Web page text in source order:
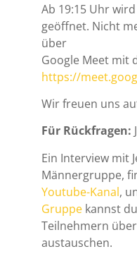
Ab 19:15 Uhr
geöffnet. Nicht
über
Google Meet mit
https://
Wir freuen uns
Für Rückfragen:
Ein Interview mit
Männergruppe,
Youtube-Kanal,
Gruppe kannst
Teilnehmern
austauschen.